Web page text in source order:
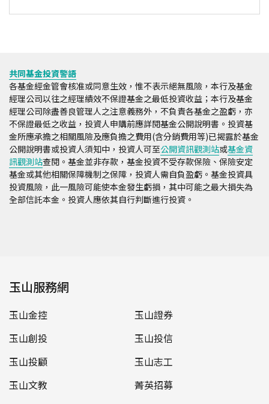
共同基金投資警語
各基金經金管會核准或同意生效，惟不表示絕無風險，本行及基金
經理公司以往之經理績效不保證基金之最低投資收益；本行及基金
經理公司除盡善良管理人之注意義務外，不負責各基金之盈虧，亦
不保證最低之收益，投資人申購前應詳閱基金公開說明書。投資基
金所應承擔之相關風險及應負擔之費用(含分銷費用等)已揭露於基金
公開說明書或投資人須知中，投資人可至公開資訊觀測站或基金資
訊觀測站查閱。基金並非存款，基金投資不受存款保險、保險安定
基金或其他相關保障機制之保障，投資人需自負盈虧。基金投資具
投資風險，此一風險可能使本金發生虧損，其中可能之最大損失為
全部信託本金。投資人應依其自行判斷進行投資。
玉山服務網
玉山金控
玉山證券
玉山創投
玉山投信
玉山投顧
玉山志工
玉山文教
菁英招募